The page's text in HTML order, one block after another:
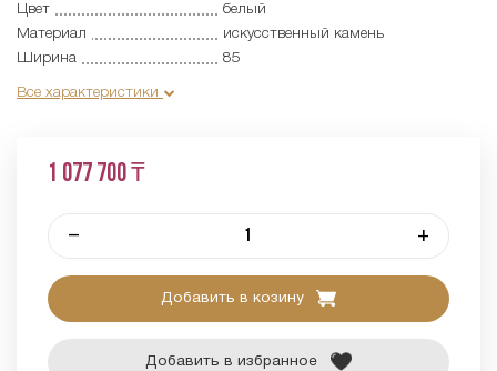
Цвет
белый
Материал
искусственный камень
Ширина
85
Все характеристики
1 077 700 ₸
– +
Добавить в козину
Добавить в избранное